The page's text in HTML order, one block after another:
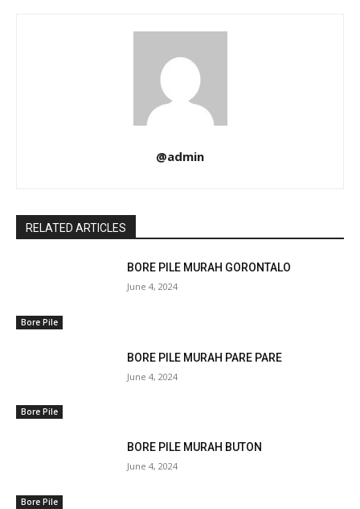
@admin
RELATED ARTICLES
Bore Pile
BORE PILE MURAH GORONTALO
June 4, 2024
Bore Pile
BORE PILE MURAH PARE PARE
June 4, 2024
Bore Pile
BORE PILE MURAH BUTON
June 4, 2024